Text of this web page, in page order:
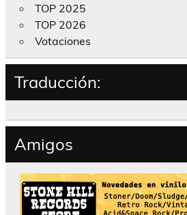
TOP 2025
TOP 2026
Votaciones
Traducción:
Amigos